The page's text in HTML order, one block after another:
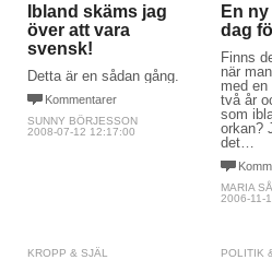
Ibland skäms jag
över att vara
svensk!
Detta är en sådan gång.
Kommentarer
SUNNY BÖRJESSON
2008-07-12 12:17:00
En
dag
Finns
när
med
två år
som
orkan?
det…
MARIA
2006-11-
KROPP & SJÄL POLITIK